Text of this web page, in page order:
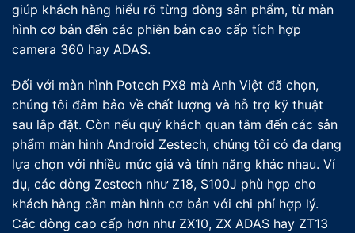
giúp khách hàng hiểu rõ từng dòng sản phẩm, từ màn
hình cơ bản đến các phiên bản cao cấp tích hợp
camera 360 hay ADAS.
Đối với màn hình Potech PX8 mà Anh Việt đã chọn,
chúng tôi đảm bảo về chất lượng và hỗ trợ kỹ thuật
sau lắp đặt. Còn nếu quý khách quan tâm đến các sản
phẩm màn hình Android Zestech, chúng tôi có đa dạng
lựa chọn với nhiều mức giá và tính năng khác nhau. Ví
dụ, các dòng Zestech như Z18, S100J phù hợp cho
khách hàng cần màn hình cơ bản với chi phí hợp lý.
Các dòng cao cấp hơn như ZX10, ZX ADAS hay ZT13